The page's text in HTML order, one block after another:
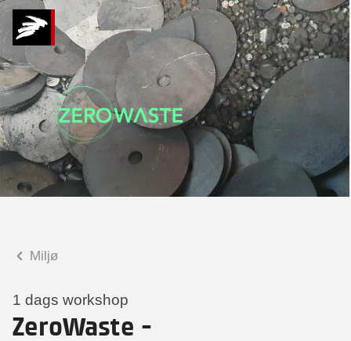
Miljø
1 dags workshop
ZeroWaste -
Praktiske spørgsmål
Spørgsmål til tilmelding, forplejning,
afholdelsessted m.m.
Hvad kan vi hjælpe
dig med?